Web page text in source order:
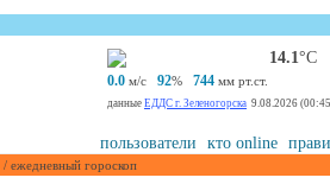
14.1°С
0.0 м/с 92% 744 мм рт.ст.
данные ЕДДС г. Зеленогорска 9.08.2026
пользователи кто online
/ ежедневный гороскоп